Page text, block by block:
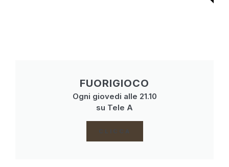
FUORIGIOCO
Ogni giovedi alle 21.10
su Tele A
CLICCA